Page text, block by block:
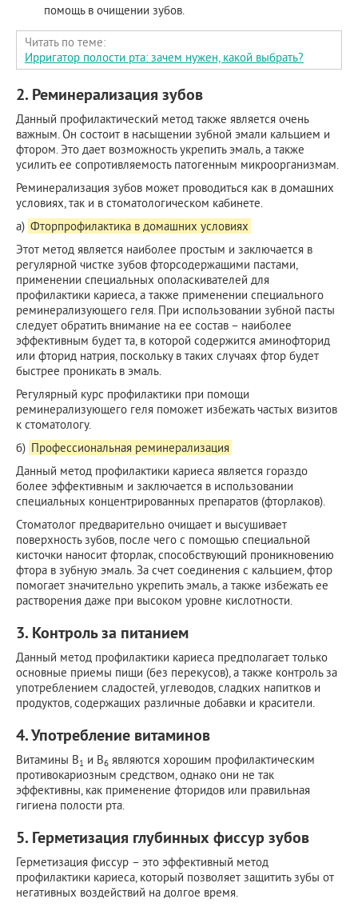
помощь в очищении зубов.
Читать по теме:
Ирригатор полости рта: зачем нужен, какой выбрать?
2. Реминерализация зубов
Данный профилактический метод также является очень
важным. Он состоит в насыщении зубной эмали кальцием и
фтором. Это дает возможность укрепить эмаль, а также
усилить ее сопротивляемость патогенным микроорганизмам.
Реминерализация зубов может проводиться как в домашних
условиях, так и в стоматологическом кабинете.
а) Фторпрофилактика в домашних условиях
Этот метод является наиболее простым и заключается в
регулярной чистке зубов фторсодержащими пастами,
применении специальных ополаскивателей для
профилактики кариеса, а также применении специального
реминерализующего геля. При использовании зубной пасты
следует обратить внимание на ее состав – наиболее
эффективным будет та, в которой содержится аминофторид
или фторид натрия, поскольку в таких случаях фтор будет
быстрее проникать в эмаль.
Регулярный курс профилактики при помощи
реминерализующего геля поможет избежать частых визитов
к стоматологу.
б) Профессиональная реминерализация
Данный метод профилактики кариеса является гораздо
более эффективным и заключается в использовании
специальных концентрированных препаратов (фторлаков).
Стоматолог предварительно очищает и высушивает
поверхность зубов, после чего с помощью специальной
кисточки наносит фторлак, способствующий проникновению
фтора в зубную эмаль. За счет соединения с кальцием, фтор
помогает значительно укрепить эмаль, а также избежать ее
растворения даже при высоком уровне кислотности.
3. Контроль за питанием
Данный метод профилактики кариеса предполагает только
основные приемы пищи (без перекусов), а также контроль за
употреблением сладостей, углеводов, сладких напитков и
продуктов, содержащих различные добавки и красители.
4. Употребление витаминов
Витамины В1 и В6 являются хорошим профилактическим
противокариозным средством, однако они не так
эффективны, как применение фторидов или правильная
гигиена полости рта.
5. Герметизация глубинных фиссур зубов
Герметизация фиссур – это эффективный метод
профилактики кариеса, который позволяет защитить зубы от
негативных воздействий на долгое время.